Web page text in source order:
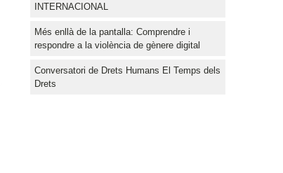
INTERNACIONAL
Més enllà de la pantalla: Comprendre i
respondre a la violència de gènere digital
Conversatori de Drets Humans El Temps dels
Drets